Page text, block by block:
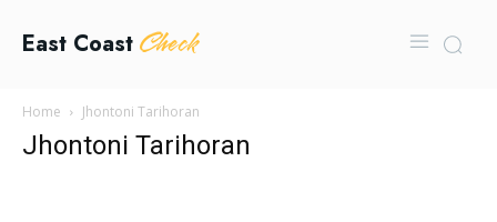
East Coast Check
Home Jhontoni Tarihoran
Jhontoni Tarihoran